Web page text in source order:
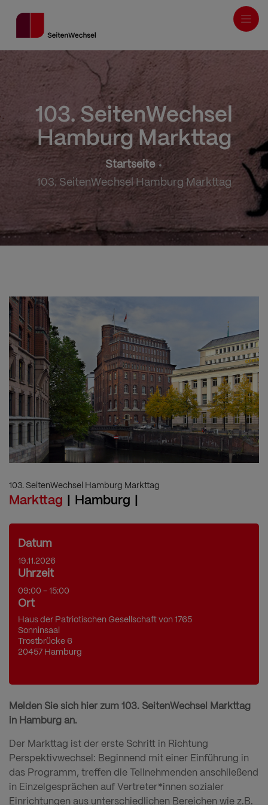
103. SeitenWechsel
Hamburg Markttag
Pfadnavigation
Startseite
103. SeitenWechsel Hamburg Markttag
103. SeitenWechsel Hamburg Markttag
Markttag Hamburg
Datum
19.11.2026
Uhrzeit
09:00 - 15:00
Ort
Haus der Patriotischen Gesellschaft von 1765
Sonninsaal
Trostbrücke 6
20457 Hamburg
Melden Sie sich hier zum 103. SeitenWechsel Markttag
in Hamburg an.
Der Markttag ist der erste Schritt in Richtung
Perspektivwechsel: Beginnend mit einer Einführung in
das Programm, treffen die Teilnehmenden anschließend
in Einzelgesprächen auf Vertreter*innen sozialer
Einrichtungen aus unterschiedlichen Bereichen wie z.B.